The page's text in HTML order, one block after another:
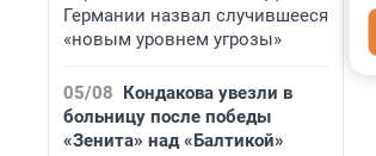
Германии назвал случившееся
«новым уровнем угрозы»
05/08 Кондакова увезли в
больницу после победы
«Зенита» над «Балтикой»